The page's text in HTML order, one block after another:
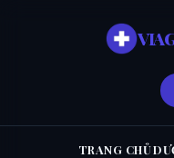
TRANG CHỦ